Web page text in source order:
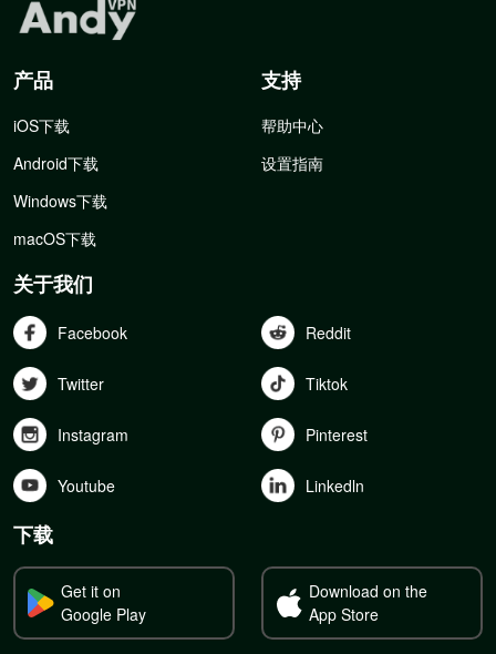
产品
iOS下载
Android下载
Windows下载
macOS下载
支持
帮助中心
设置指南
关于我们
Facebook Reddit
Twitter Tiktok
Instagram Pinterest
Youtube Linkedln
下载
Get it on
Google Play
Download on the
App Store